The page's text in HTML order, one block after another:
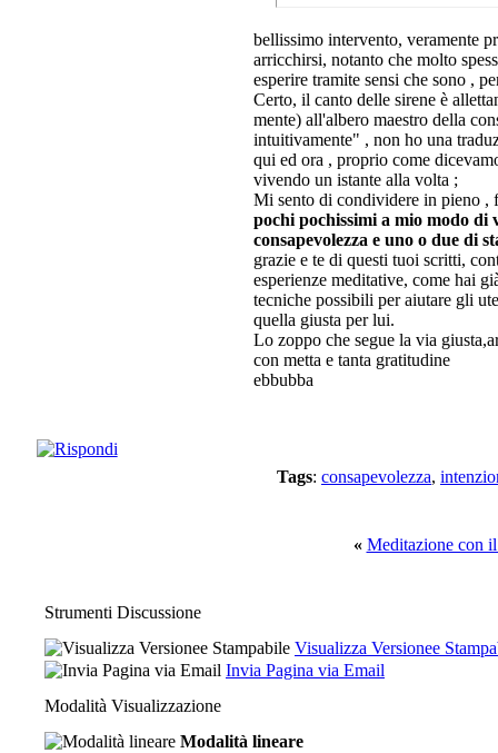
bellissimo intervento, veramente
arricchirsi, notanto che molto
esperire tramite sensi che sono ,
Certo, il canto delle sirene è
mente) all'albero maestro della
intuitivamente" , non ho una
qui ed ora , proprio come
vivendo un istante alla volta ;
Mi sento di condividere in pieno ,
pochi pochissimi a mio modo di
consapevolezza e uno o due di
grazie e te di questi tuoi scritti,
esperienze meditative, come hai
tecniche possibili per aiutare gli
quella giusta per lui.
Lo zoppo che segue la via
con metta e tanta gratitudine
ebbubba
Tags: consapevolezza,
« Meditazione con
Strumenti Discussione
Visualizza Versionee
Invia Pagina via Email
Modalità Visualizzazione
Modalità lineare